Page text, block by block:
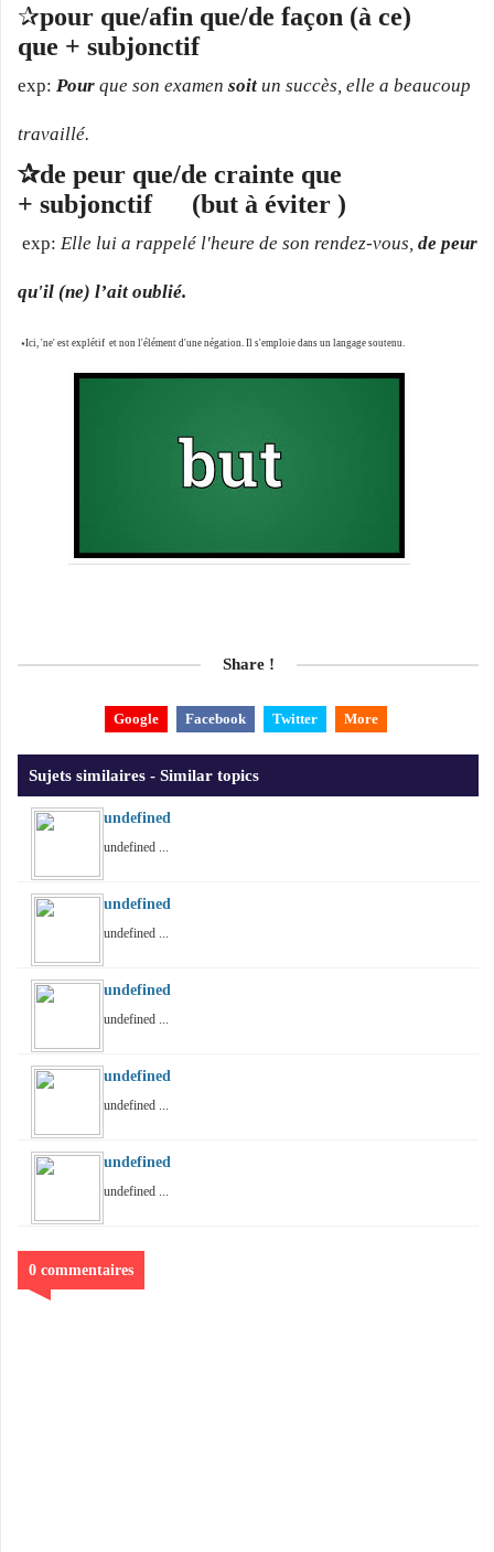
✰pour que/afin que/de façon (à ce)
que + subjonctif
exp: Pour que son examen soit un succès, elle a beaucoup
travaillé.
✰de peur que/de crainte que
+ subjonctif (but à éviter )
exp: Elle lui a rappelé l'heure de son rendez-vous, de peur
qu'il (ne) l’ait oublié.
⭑Ici, 'ne' est explétif et non l'élément d'une négation. Il s'emploie dans un langage soutenu
Share !
Google Facebook Twitter More
Sujets similaires - Similar topics
undefined
undefined ...
undefined
undefined ...
undefined
undefined ...
undefined
undefined ...
undefined
undefined ...
0 commentaires